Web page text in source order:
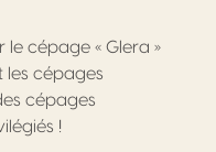
le cépage « Glera »
les cépages
cépages
!